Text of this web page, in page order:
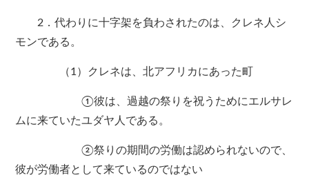
2．代わりに十字架を負わされたのは、クレネ人シ
モンである。
（1）クレネは、北アフリカにあった町
①彼は、過越の祭りを祝うためにエルサレ
ムに来ていたユダヤ人である。
②祭りの期間の労働は認められないので、
彼が労働者として来ているのではない